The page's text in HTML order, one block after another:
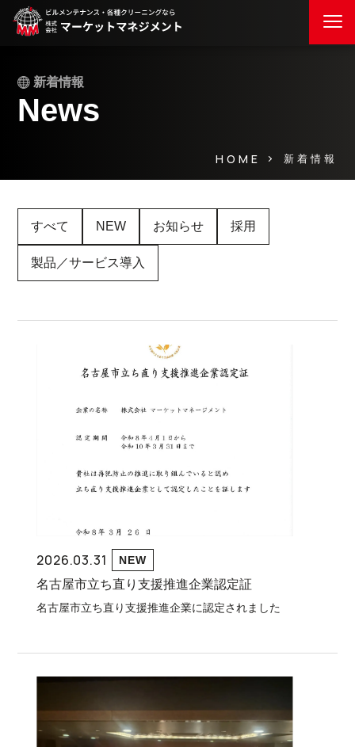
新着情報
News
HOME 新着情報
すべて NEW お知らせ 採用
製品／サービス導入
2026.03.31 NEW
名古屋市立ち直り支援推進企業認定証
名古屋市立ち直り支援推進企業に認定されました